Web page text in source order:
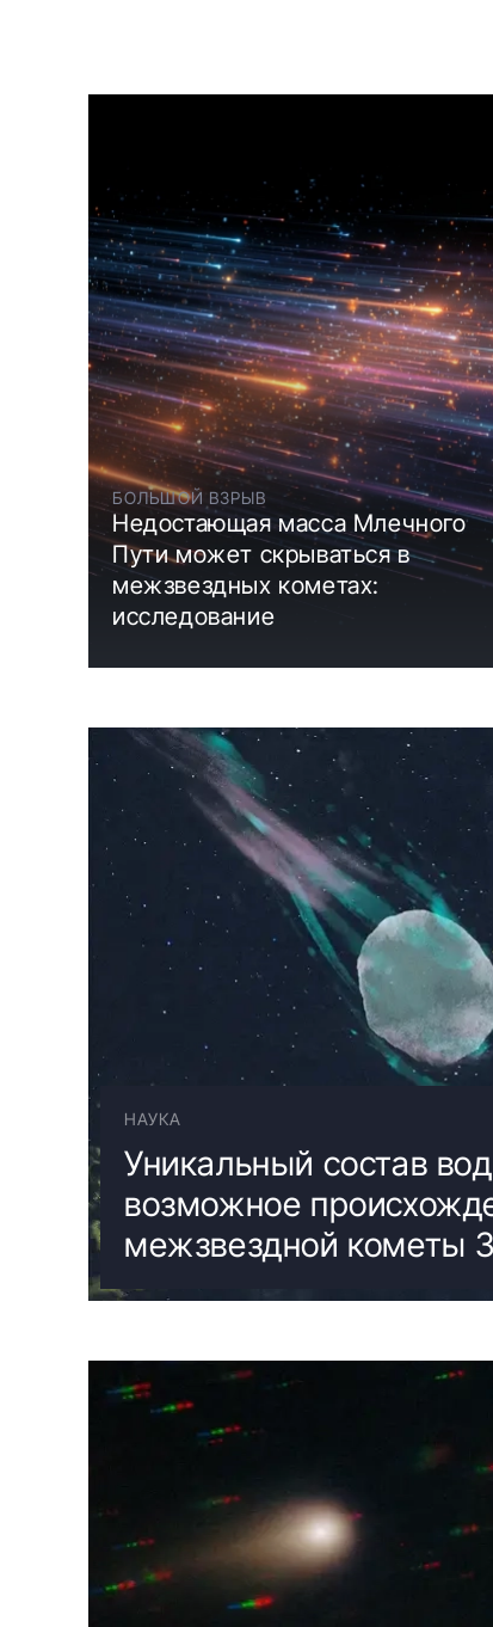
БОЛЬШОЙ ВЗРЫВ
Недостающая масса Млечного
Пути может скрываться в
межзвездных кометах:
исследование
НАУКА
Уникальный состав
возможное
межзвездной кометы